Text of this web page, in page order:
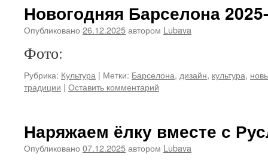
Новогодняя Барселона
Опубликовано 26.12.2025автором Lubava
Фото:
Рубрика: Культура | Метки: Барселона, дизайн, культура,
традиции | Оставить комментарий
Наряжаем ёлку вместе с
Опубликовано 07.12.2025автором Lubava